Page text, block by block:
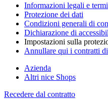
Informazioni legali e
Protezione dei dati
Condizioni generali di
Dichiarazione di
Impostazioni sulla
Annullare qui i contratti
Azienda
Altri nice Shops
Recedere dal contratto